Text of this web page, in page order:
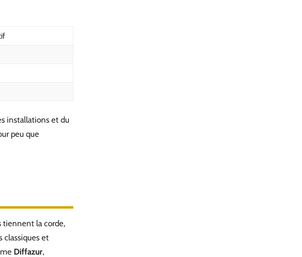
installations et du
peu que
tiennent la corde,
classiques et
Diffazur,